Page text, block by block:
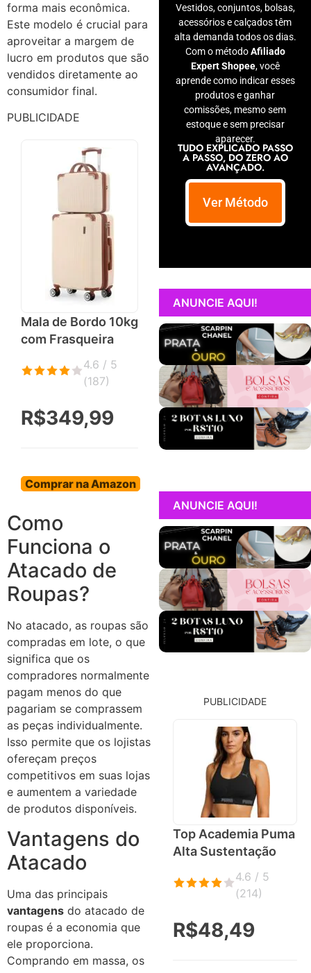
forma mais econômica.
Este modelo é crucial para
aproveitar a margem de
lucro em produtos que são
vendidos diretamente ao
consumidor final.
PUBLICIDADE
Mala de Bordo 10kg
com Frasqueira
4.6 / 5
(187)
R$349,99
Comprar na Amazon
Como
Funciona o
Atacado de
Roupas?
No atacado, as roupas são
compradas em lote, o que
significa que os
compradores normalmente
pagam menos do que
pagariam se comprassem
as peças individualmente.
Isso permite que os lojistas
ofereçam preços
competitivos em suas lojas
e aumentem a variedade
de produtos disponíveis.
Vantagens do
Atacado
Uma das principais
vantagens do atacado de
roupas é a economia que
ele proporciona.
Comprando em massa, os
Vestidos, conjuntos, bolsas,
acessórios e calçados têm
alta demanda todos os dias.
Com o métodoAfiliado
Expert Shopee, você
aprende como indicar esses
produtos e ganhar
comissões, mesmo sem
estoque e sem precisar
aparecer.
TUDO EXPLICADO PASSO
A PASSO, DO ZERO AO
AVANÇADO.
Ver Método
ANUNCIE AQUI!
ANUNCIE AQUI!
PUBLICIDADE
Top Academia Puma
Alta Sustentação
4.6 / 5
(214)
R$48,49